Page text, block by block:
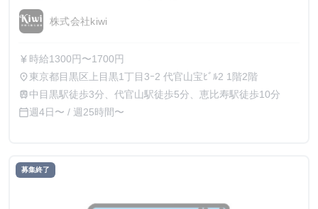
株式会社kiwi
currency_yen 時給1300円〜1700円
place東京都目黒区上目黒1丁目3ｰ2 代官山宝ﾋﾞﾙ2 1階2階
train 中目黒駅徒歩3分、代官山駅徒歩5分、恵比寿駅徒歩10分
calendar_today週4日〜 / 週25時間〜
募集終了